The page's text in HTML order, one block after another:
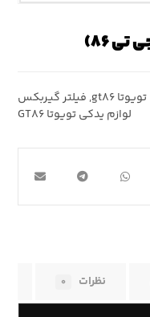
تویوتا gt۸۶ , فیلتر گیربکس
لوازم یدکی تویوتا GT۸۶
نظرات ۰